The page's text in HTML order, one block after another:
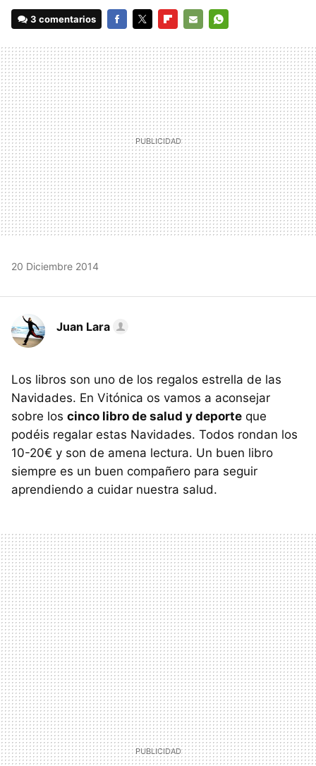
3 comentarios
MAIL
20 Diciembre 2014
Juan Lara
Los libros son uno de los regalos estrella de las
Navidades. En Vitónica os vamos a aconsejar
sobre los cinco libro de salud y deporte que
podéis regalar estas Navidades. Todos rondan los
10-20€ y son de amena lectura. Un buen libro
siempre es un buen compañero para seguir
aprendiendo a cuidar nuestra salud.